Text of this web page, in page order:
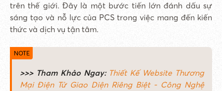
trên thế giới. Đây là một bước tiến lớn đánh dấu sự
sáng tạo và nỗ lực của PCS trong việc mang đến kiến
thức và dịch vụ tận tâm.
>>> Tham Khảo Ngay: Thiết Kế Website Thương
Mại Điện Tử Giao Diện Riêng Biệt - Công Nghệ